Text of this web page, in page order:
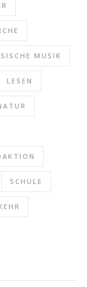
MUSIK
LESEN
SCHULE